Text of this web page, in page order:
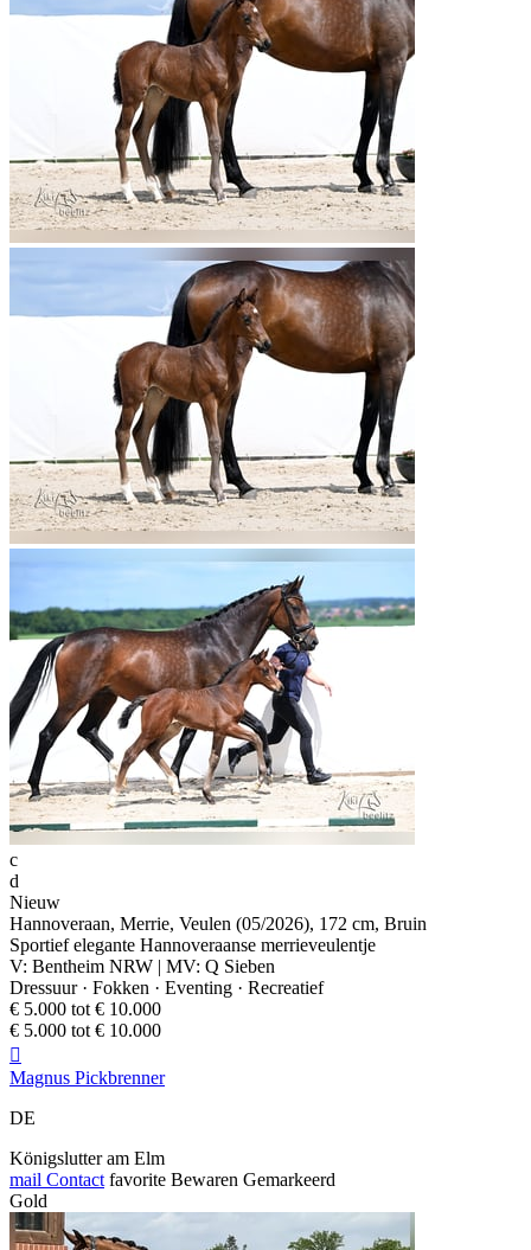
c
d
Nieuw
Hannoveraan, Merrie, Veulen (05/2026), 172 cm, Bruin
Sportief elegante Hannoveraanse merrieveulentje
V: Bentheim NRW | MV: Q Sieben
Dressuur · Fokken · Eventing · Recreatief
€ 5.000 tot € 10.000
€ 5.000 tot € 10.000

Magnus Pickbrenner
DE
Königslutter am Elm
mail Contact favorite Bewaren Gemarkeerd
Gold